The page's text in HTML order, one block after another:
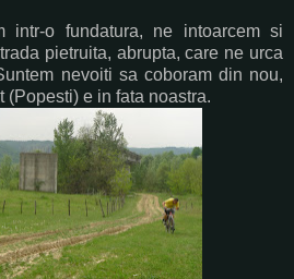
intr-o fundatura, ne intoarcem si
pietruita, abrupta, care ne urca
nevoiti sa coboram din nou,
(Popesti) e in fata noastra.